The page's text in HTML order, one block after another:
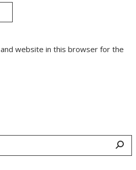
and website in this browser for the